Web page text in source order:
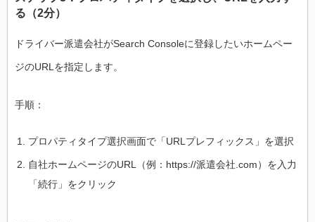
る（2分）
ドライバー派遣会社がSearch Consoleに登録したいホームペー
ジのURLを指定します。
手順：
プロパティタイプ選択画面で「URLプレフィックス」を選択
自社ホームページのURL（例：https://派遣会社.com）を入力
「続行」をクリック